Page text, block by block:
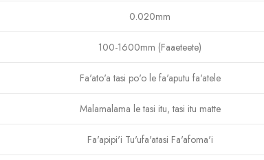
0.020mm
100-1600mm (Faaeteete)
Fa'ato'a tasi po'o le fa'aputu fa'atele
Malamalama le tasi itu, tasi itu matte
Fa'apipi'i Tu'ufa'atasi Fa'afoma'i